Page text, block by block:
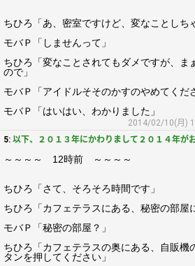
ちひろ「あ、密室ですけど、変なことしち
モバＰ「しませんって」
ちひろ「変なことされてもダメですが、ま
ので」
モバＰ「アイドルそそのかすのやめてくだ
モバＰ「はいはい、わかりました」
2014/02/10(月)
5: 以下、２０１３年にかわりまして２０１４年が
～～～～ 12時前 ～～～～
ちひろ「さて、そろそろ時間です」
ちひろ「カフェテラスにある、秘密の部屋
モバＰ「秘密の部屋？」
ちひろ「カフェテラスの奥にある、自販機
タンを押してください」